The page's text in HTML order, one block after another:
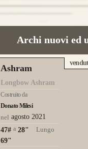
Archi nuovi ed
Ashram
Longbow Ashram
Costruito da
Donato Milesi
nel agosto 2021
47# a 28"
Lungo
69"